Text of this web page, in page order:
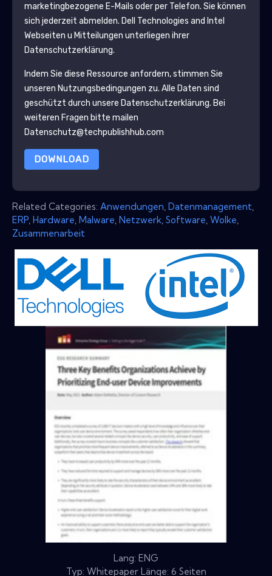
marketingbezogene E-Mails oder per Telefon. Sie können
sich jederzeit abmelden. Dell Technologies and Intel
Webseiten u Mitteilungen unterliegen ihrer
Datenschutzerklärung.
Indem Sie diese Ressource anfordern, stimmen Sie
unseren Nutzungsbedingungen zu. Alle Daten sind
geschützt durch unsere Datenschutzerklärung. Bei
weiteren Fragen bitte mailen
Datenschutz@techpublishhub.com
DOWNLOAD
Related Categories: Anwendungen Datenmanagement
ERP Hardware Malware Netzwerk Software Wolke
Zusammenarbeit
Lang: ENG
Typ: Whitepaper Länge: 6 Seiten